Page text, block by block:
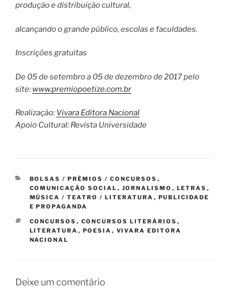
produção e distribuição cultural,
alcançando o grande público, escolas e faculdades.
Inscrições gratuitas
De 05 de setembro a 05 de dezembro de 2017 pelo
site: www.premiopoetize.com.br
Realização: Vivara Editora Nacional
Apoio Cultural: Revista Universidade
CATEGORIAS
BOLSAS / PRÊMIOS / CONCURSOS ,
COMUNICAÇÃO SOCIAL , JORNALISMO , LETRAS ,
MÚSICA / TEATRO / LITERATURA , PUBLICIDADE
E PROPAGANDA
TAGS
CONCURSOS , CONCURSOS LITERÁRIOS ,
LITERATURA , POESIA , VIVARA EDITORA
NACIONAL
Deixe um comentário